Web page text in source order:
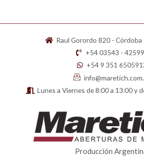
Raul Gorordo 820 -
+54 03543 -
+54 9 351
Lunes a Viernes de 8:00 a 13:00 y
Producción